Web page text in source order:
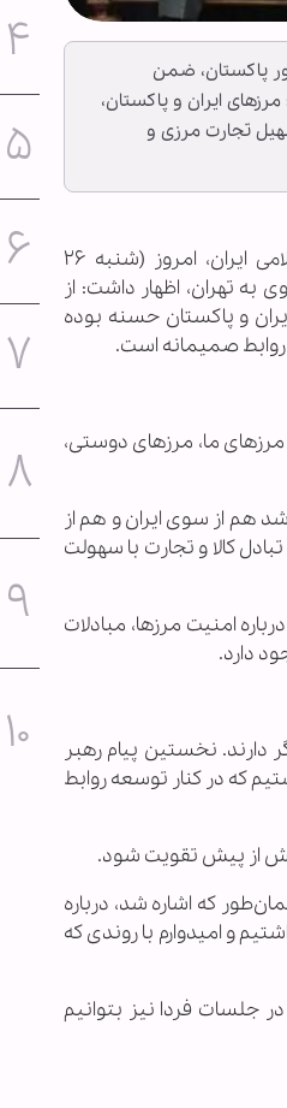
پاکستان، ضمن
ایران و پاکستان،
تجارت مرزی و
اسکندر مومنی، وزیر کشور جمهوری اسلامی ایران، امروز (شنبه ۲۶
به تهران، اظهار داشت: از
و پاکستان حسنه بوده
صمیمانه است.
ما، مرزهای دوستی،
هم از سوی ایران و هم از
کالا و تجارت با سهولت
امنیت مرزها، مبادلات
دارد.
نخستین پیام رهبر
که در کنار توسعه روابط
از پیش تقویت شود.
که اشاره شد، درباره
و امیدوارم با روندی که
جلسات فردا نیز بتوانیم